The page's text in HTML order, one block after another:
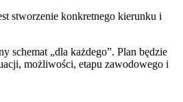
stworzenie konkretnego kierunku i
schemat „dla każdego”. Plan będzie
możliwości, etapu zawodowego i